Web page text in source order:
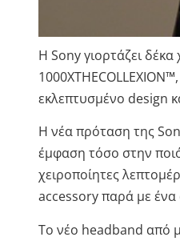
Η Sonyγιορτάζει
εκλεπτυσμένο design
Η νέα πρόταση της
έμφαση τόσο στην
χειροποίητες
accessory παρά με
Το νέο headband από